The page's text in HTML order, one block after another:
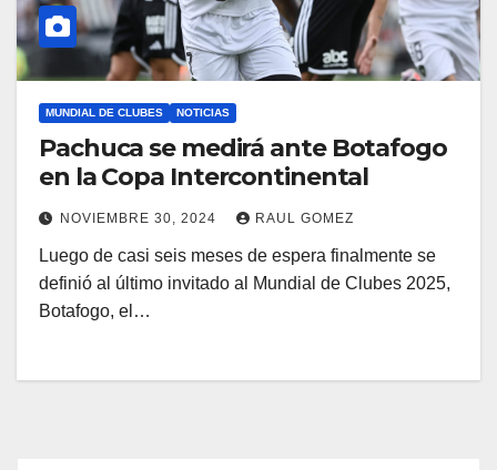
MUNDIAL DE CLUBES NOTICIAS
Pachuca se medirá ante Botafogo
en la Copa Intercontinental
NOVIEMBRE 30, 2024 RAUL GOMEZ
Luego de casi seis meses de espera finalmente se
definió al último invitado al Mundial de Clubes 2025,
Botafogo, el…